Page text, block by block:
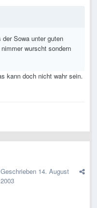
Sowa unter guten
wurscht sondern
kann doch nicht wahr sein.
Geschrieben 14. August
2003